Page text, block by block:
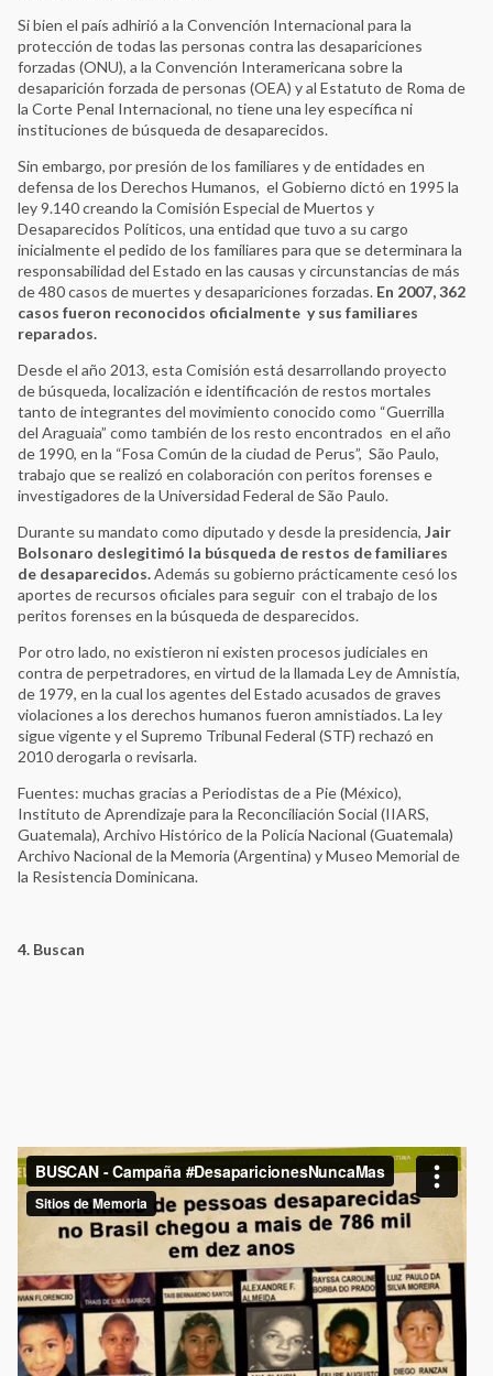
Si bien el país adhirió a la Convención Internacional para la
protección de todas las personas contra las desapariciones
forzadas (ONU), a la Convención Interamericana sobre la
desaparición forzada de personas (OEA) y al Estatuto de Roma de
la Corte Penal Internacional, no tiene una ley específica ni
instituciones de búsqueda de desaparecidos.
Sin embargo, por presión de los familiares y de entidades en
defensa de los Derechos Humanos, el Gobierno dictó en 1995 la
ley 9.140 creando la Comisión Especial de Muertos y
Desaparecidos Políticos, una entidad que tuvo a su cargo
inicialmente el pedido de los familiares para que se determinara la
responsabilidad del Estado en las causas y circunstancias de más
de 480 casos de muertes y desapariciones forzadas. En 2007, 362
casos fueron reconocidos oficialmente y sus familiares
reparados.
Desde el año 2013, esta Comisión está desarrollando proyecto
de búsqueda, localización e identificación de restos mortales
tanto de integrantes del movimiento conocido como “Guerrilla
del Araguaia” como también de los resto encontrados en el año
de 1990, en la “Fosa Común de la ciudad de Perus”, São Paulo,
trabajo que se realizó en colaboración con peritos forenses e
investigadores de la Universidad Federal de São Paulo.
Durante su mandato como diputado y desde la presidencia, Jair
Bolsonaro deslegitimó la búsqueda de restos de familiares
de desaparecidos.Además su gobierno prácticamente cesó los
aportes de recursos oficiales para seguir con el trabajo de los
peritos forenses en la búsqueda de desparecidos.
Por otro lado, no existieron ni existen procesos judiciales en
contra de perpetradores, en virtud de la llamada Ley de Amnistía,
de 1979, en la cual los agentes del Estado acusados de graves
violaciones a los derechos humanos fueron amnistiados. La ley
sigue vigente y el Supremo Tribunal Federal (STF) rechazó en
2010 derogarla o revisarla.
Fuentes: muchas gracias a Periodistas de a Pie (México),
Instituto de Aprendizaje para la Reconciliación Social (IIARS,
Guatemala), Archivo Histórico de la Policía Nacional (Guatemala)
Archivo Nacional de la Memoria (Argentina) y Museo Memorial de
la Resistencia Dominicana.
4. Buscan